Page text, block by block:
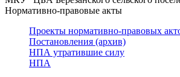
Нормативно-правовые акты
Проекты нормативно-правовых
Постановления (архив)
НПА утратившие силу
НПА